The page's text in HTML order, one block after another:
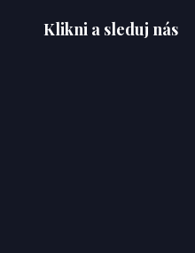
Klikni a sleduj nás